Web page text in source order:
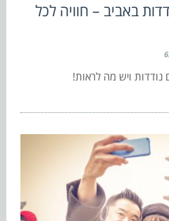
באביב – חוויה לכל
ויש מה לראות!